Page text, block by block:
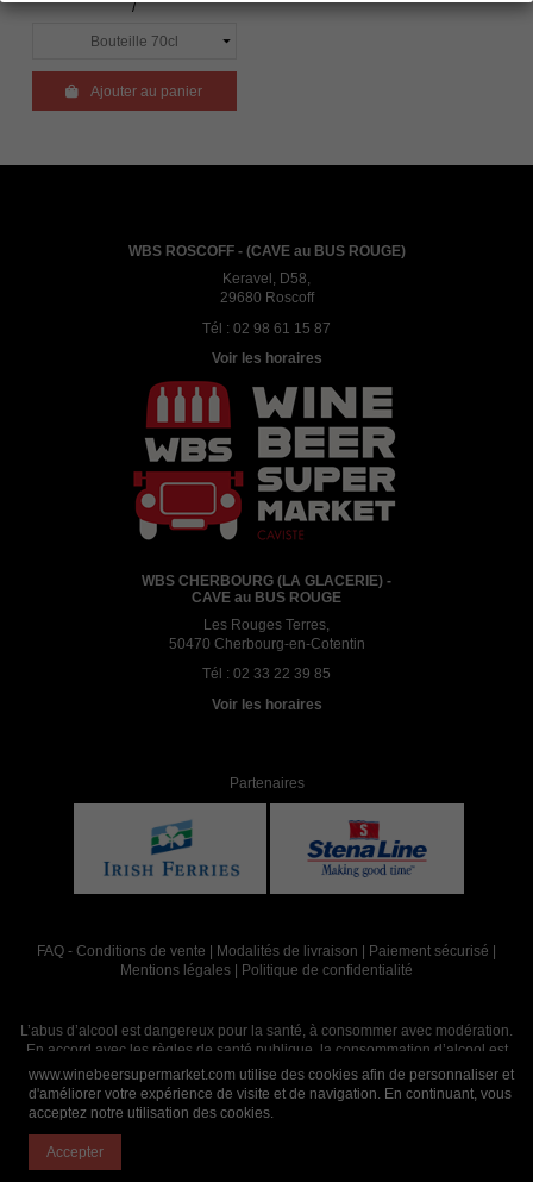
/
Ajouter au panier
WBS ROSCOFF - (CAVE au BUS ROUGE)
Keravel, D58,
29680 Roscoff
Tél : 02 98 61 15 87
Voir les horaires
WBS CHERBOURG (LA GLACERIE) -
CAVE au BUS ROUGE
Les Rouges Terres,
50470 Cherbourg-en-Cotentin
Tél : 02 33 22 39 85
Voir les horaires
Partenaires
FAQ - Conditions de vente Modalités de livraison Paiement sécurisé
Mentions légales
Politique de confidentialité
L’abus d’alcool est dangereux pour la santé, à consommer avec modération.
En accord avec les règles de santé publique, la consommation d’alcool est
interdite aux mineurs, strictement réservée aux adultes de 18 ans et plus
www.winebeersupermarket.com utilise des cookies afin de personnaliser et
d'améliorer votre expérience de visite et de navigation. En continuant, vous
acceptez notre utilisation des cookies.
Accepter